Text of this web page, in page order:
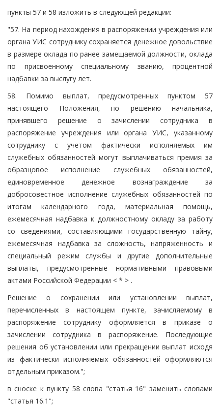
пункты 57 и 58 изложить в следующей редакции:
"57. На период нахождения в распоряжении учреждения или
органа УИС сотруднику сохраняется денежное довольствие
в размере оклада по ранее замещаемой должности, оклада
по присвоенному специальному званию, процентной
надбавки за выслугу лет.
58. Помимо выплат, предусмотренных пунктом 57
настоящего Положения, по решению начальника,
принявшего решение о зачислении сотрудника в
распоряжение учреждения или органа УИС, указанному
сотруднику с учетом фактически исполняемых им
служебных обязанностей могут выплачиваться премия за
образцовое исполнение служебных обязанностей,
единовременное денежное вознаграждение за
добросовестное исполнение служебных обязанностей по
итогам календарного года, материальная помощь,
ежемесячная надбавка к должностному окладу за работу
со сведениями, составляющими государственную тайну,
ежемесячная надбавка за сложность, напряженность и
специальный режим службы и другие дополнительные
выплаты, предусмотренные нормативными правовыми
актами Российской Федерации < * > .
Решение о сохранении или установлении выплат,
перечисленных в настоящем пункте, зачисляемому в
распоряжение сотруднику оформляется в приказе о
зачислении сотрудника в распоряжение. Последующие
решения об установлении или прекращении выплат исходя
из фактически исполняемых обязанностей оформляются
отдельным приказом.";
в сноске к пункту 58 слова "статья 16" заменить словами
"статья 16.1";